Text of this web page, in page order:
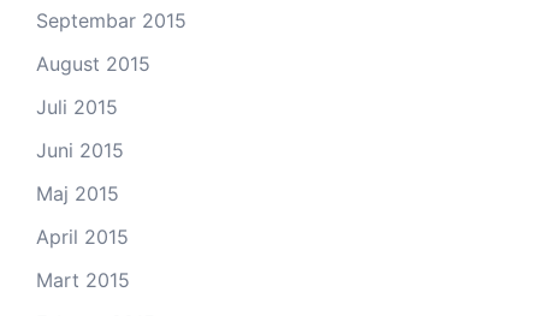
Septembar 2015
August 2015
Juli 2015
Juni 2015
Maj 2015
April 2015
Mart 2015